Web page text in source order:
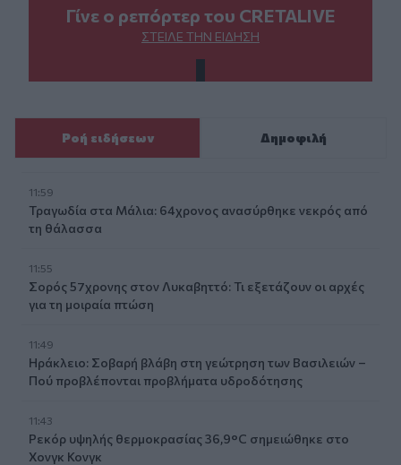
Γίνε ο ρεπόρτερ του CRETALIVE
ΣΤΕΊΛΕ ΤΗΝ ΕΊΔΗΣΗ
Ροή ειδήσεων Δημοφιλή
11:59
Τραγωδία στα Μάλια: 64χρονος ανασύρθηκε νεκρός από
τη θάλασσα
11:55
Σορός 57χρονης στον Λυκαβηττό: Τι εξετάζουν οι αρχές
για τη μοιραία πτώση
11:49
Ηράκλειο: Σοβαρή βλάβη στη γεώτρηση των Βασιλειών –
Πού προβλέπονται προβλήματα υδροδότησης
11:43
Ρεκόρ υψηλής θερμοκρασίας 36,9°C σημειώθηκε στο
Χονγκ Κονγκ